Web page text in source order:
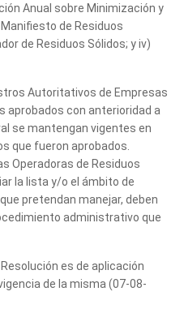
Anual sobre Minimización y
de Residuos
de Residuos Sólidos; y iv)
Autoritativos de Empresas
aprobados con anterioridad a
se mantengan vigentes en
que fueron aprobados.
Operadoras de Residuos
la lista y/o el ámbito de
pretendan manejar, deben
administrativo que
es de aplicación
de la misma (07-08-